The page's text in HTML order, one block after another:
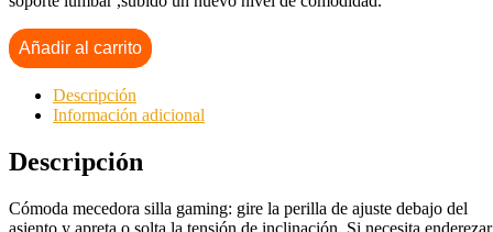
Añadir al carrito
Descripción
Información adicional
Descripción
Cómoda mecedora silla gaming: gire la perilla de ajuste debajo del
asiento y apreta o solta la tensión de inclinación. Si necesita enderezar